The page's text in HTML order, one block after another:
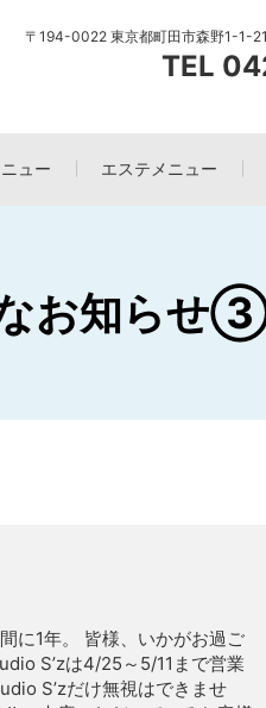
ュー エステメニュー
〒194-0022 東京都町田市森野1-1-
TEL
お知らせ
に1年。 皆様、いかがお過ご
S’zは4/25～5/11まで営業
S’zだけ無視はできませ